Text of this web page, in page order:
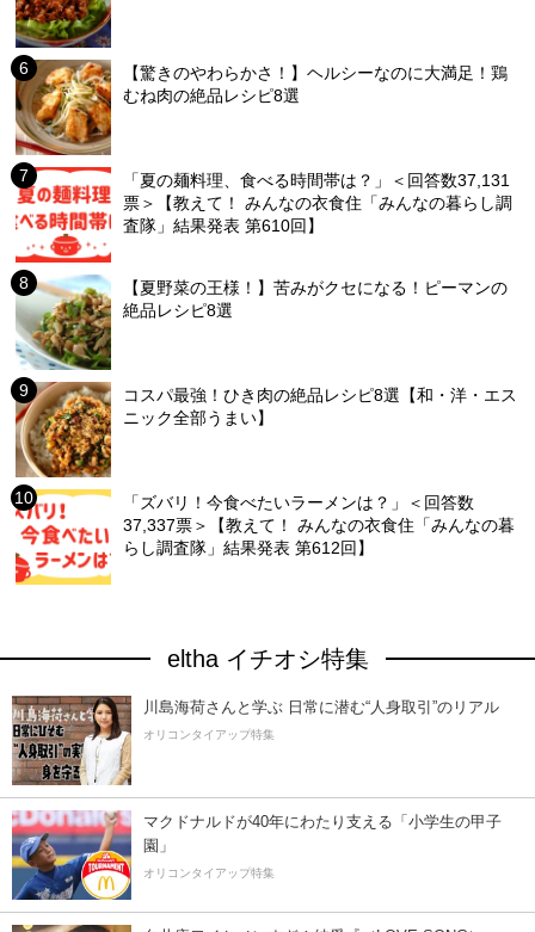
【驚きのやわらかさ！】ヘルシーなのに大満足！鶏
むね肉の絶品レシピ8選
「夏の麺料理、食べる時間帯は？」＜回答数37,131
票＞【教えて！ みんなの衣食住「みんなの暮らし調
査隊」結果発表 第610回】
【夏野菜の王様！】苦みがクセになる！ピーマンの
絶品レシピ8選
コスパ最強！ひき肉の絶品レシピ8選【和・洋・エス
ニック全部うまい】
「ズバリ！今食べたいラーメンは？」＜回答数
37,337票＞【教えて！ みんなの衣食住「みんなの暮
らし調査隊」結果発表 第612回】
eltha イチオシ特集
川島海荷さんと学ぶ 日常に潜む“人身取引”のリアル
オリコンタイアップ特集
マクドナルドが40年にわたり支える「小学生の甲子
園」
オリコンタイアップ特集